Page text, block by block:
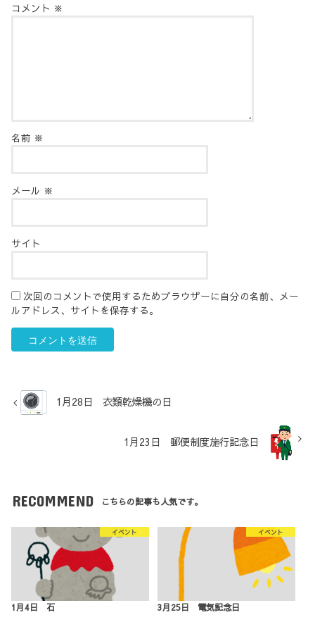
コメント ※
名前 ※
メール ※
サイト
次回のコメントで使用するためブラウザーに自分の名前、メー
ルアドレス、サイトを保存する。
1月28日 衣類乾燥機の日
1月23日 郵便制度施行記念日
RECOMMEND こちらの記事も人気です。
イベント
1月4日 石
イベント
3月25日 電気記念日